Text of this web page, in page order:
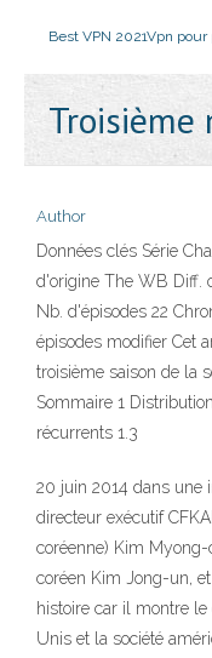
Best VPN 2021Vpn pour
Author
Données clés Série
d'origine The WB Diff.
Nb. d'épisodes 22
épisodes modifier Cet
troisième saison de la
Sommaire 1
récurrents 1.3
20 juin 2014 dans une
directeur exécutif
coréenne) Kim
coréen Kim Jong-un,
histoire car il montre
Unis et la société